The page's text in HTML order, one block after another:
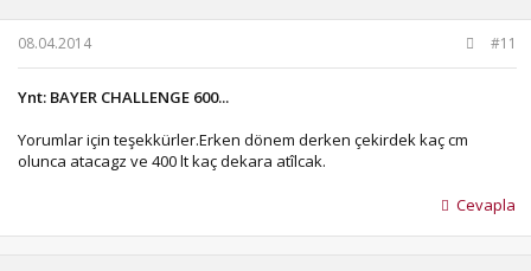
08.04.2014 #11
Ynt: BAYER CHALLENGE 600...
Yorumlar için teşekkürler.Erken dönem derken çekirdek kaç cm
olunca atacagz ve 400 lt kaç dekara atîlcak.
Cevapla